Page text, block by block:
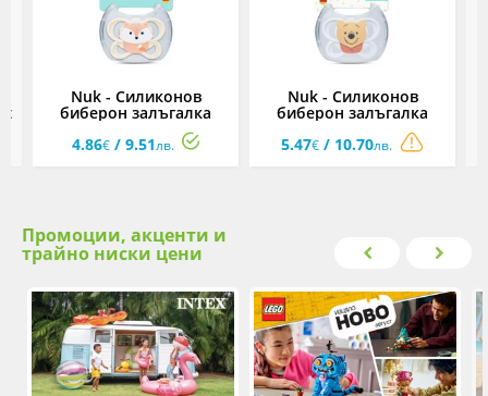
Nuk - Силиконов
биберон залъгалка
Perfect Match Air, 1
брой, с кутийка, 0-6м,
4.86€/ 9.51лв.
Nuk - Силиконов
биберон залъгалка
Perfect Match Air, 1
брой, с кутийка, 0-6м,
5.47€ / 10.70лв.
Промоции, акценти и
трайно ниски цени